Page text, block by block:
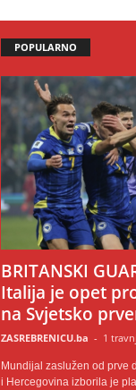
POPULARNO
BRITANSKI
Italija je opet
na Svjetsko
ZASREBRENICU.ba - 1
Mundijal zaslužen od prve
i Hercegovina izborila je